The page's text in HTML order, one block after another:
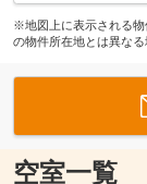
※地図上に表示される物
の物件所在地とは異なる
空室一覧